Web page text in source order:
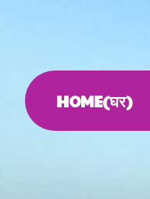
HOME(घर)